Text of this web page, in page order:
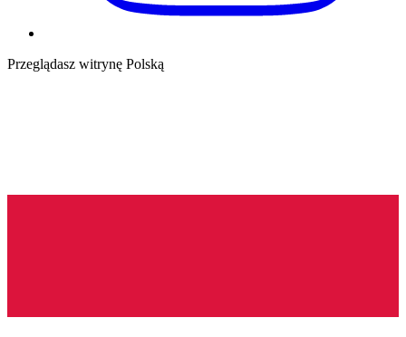
Przeglądasz witrynę Polską